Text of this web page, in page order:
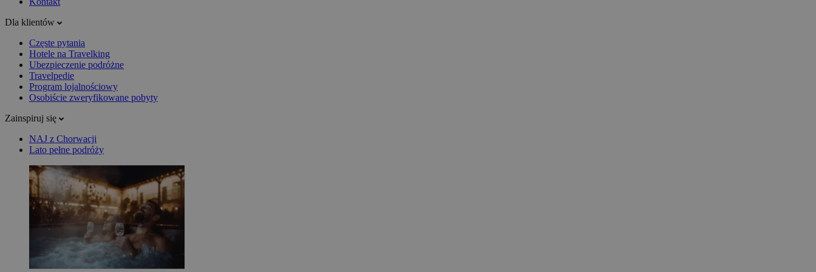
Dla klientów
Częste pytania
Hotele na Travelking
Ubezpieczenie podróżne
Travelpedie
Program lojalnościowy
Osobiście zweryfikowane pobyty
Zainspiruj się
NAJ z Chorwacji
Lato pełne podróży